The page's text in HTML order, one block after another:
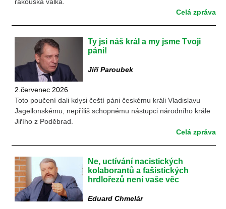
Celá zpráva
Ty jsi náš král a my jsme Tvoji
páni!
Jiří Paroubek
2.červenec 2026
Toto poučení dali kdysi čeští páni českému králi Vladislavu
Jagellonskému, nepříliš schopnému nástupci národního krále
Jiřího z Poděbrad.
Celá zpráva
Ne, uctívání nacistických
kolaborantů a fašistických
hrdlořezů není vaše věc
Eduard Chmelár